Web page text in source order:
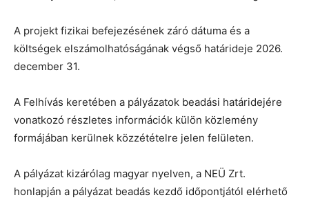
A projekt fizikai befejezésének záró dátuma és a
költségek elszámolhatóságának végső határideje 2026.
december 31.
A Felhívás keretében a pályázatok beadási határidejére
vonatkozó részletes információk külön közlemény
formájában kerülnek közzétételre jelen felületen.
A pályázat kizárólag magyar nyelven, a NEÜ Zrt.
honlapján a pályázat beadás kezdő időpontjától elérhető